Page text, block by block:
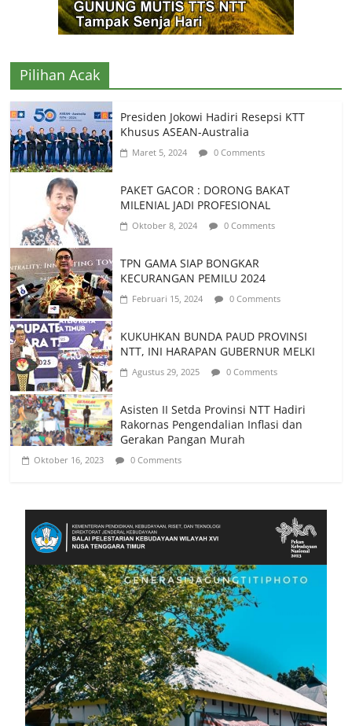
Pilihan Acak
Presiden Jokowi Hadiri Resepsi KTT
Khusus ASEAN-Australia
Maret 5, 2024 0 Comments
PAKET GACOR : DORONG BAKAT
MILENIAL JADI PROFESIONAL
Oktober 8, 2024 0 Comments
TPN GAMA SIAP BONGKAR
KECURANGAN PEMILU 2024
Februari 15, 2024 0 Comments
KUKUHKAN BUNDA PAUD PROVINSI
NTT, INI HARAPAN GUBERNUR MELKI
Agustus 29, 2025 0 Comments
Asisten II Setda Provinsi NTT Hadiri
Rakornas Pengendalian Inflasi dan
Gerakan Pangan Murah
Oktober 16, 2023 0 Comments